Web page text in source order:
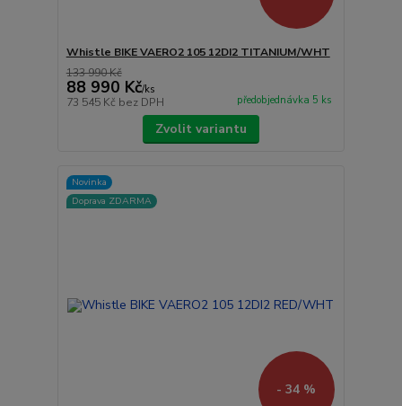
Whistle BIKE VAERO2 105 12DI2 TITANIUM/WHT
133 990 Kč
88 990 Kč/ks
73 545 Kč bez DPH předobjednávka 5 ks
Zvolit variantu
Novinka
Doprava ZDARMA
- 34 %